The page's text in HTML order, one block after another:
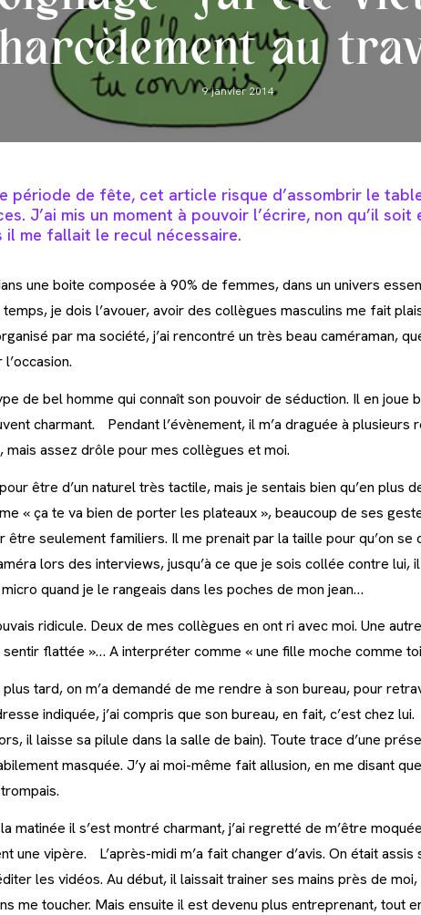
au
Post
9 janvier 2014
période de fête, cet article risque d’assombrir le
J’ai mis un moment à pouvoir l’écrire, non qu’il soit
il me fallait le recul nécessaire.
une boite composée à 90% de femmes, dans un univers
je dois l’avouer, avoir des collègues masculins me fait
par ma société, j’ai rencontré un très beau caméraman,
de bel homme qui connaît son pouvoir de séduction. Il en joue
charmant. Pendant l’évènement, il m’a draguée à plusieurs
mais assez drôle pour mes collègues et moi.
être d’un naturel très tactile, mais je sentais bien qu’en plus
« ça te va bien de porter les plateaux », beaucoup de ses
être seulement familiers. Il me prenait par la taille pour qu’on
lors des interviews, jusqu’à ce que je sois collée contre lui,
quand je le rangeais dans les poches de mon jean…
ridicule. Deux de mes collègues en ont ri avec moi. Une
sentir flattée »… A interpréter comme « une fille moche comme
plus tard, on m’a demandé de me rendre à son bureau, pour
indiquée, j’ai compris que son bureau, en fait, c’est chez
il laisse sa pilule dans la salle de bain). Toute trace d’une
masquée. J’y ai moi-même fait allusion, en me disant
matinée il s’est montré charmant, j’ai regretté de m’être
une vipère. L’après-midi m’a fait changer d’avis. On était
les vidéos. Au début, il laissait trainer ses mains près de
me toucher. Mais ensuite il est devenu plus entreprenant, tout